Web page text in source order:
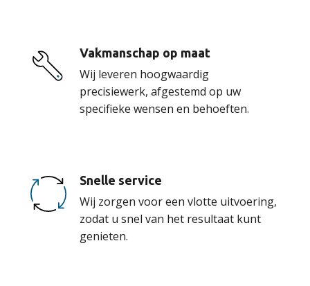
Vakmanschap op maat
Wij leveren hoogwaardig
precisiewerk, afgestemd op uw
specifieke wensen en behoeften.
Snelle service
Wij zorgen voor een vlotte uitvoering,
zodat u snel van het resultaat kunt
genieten.